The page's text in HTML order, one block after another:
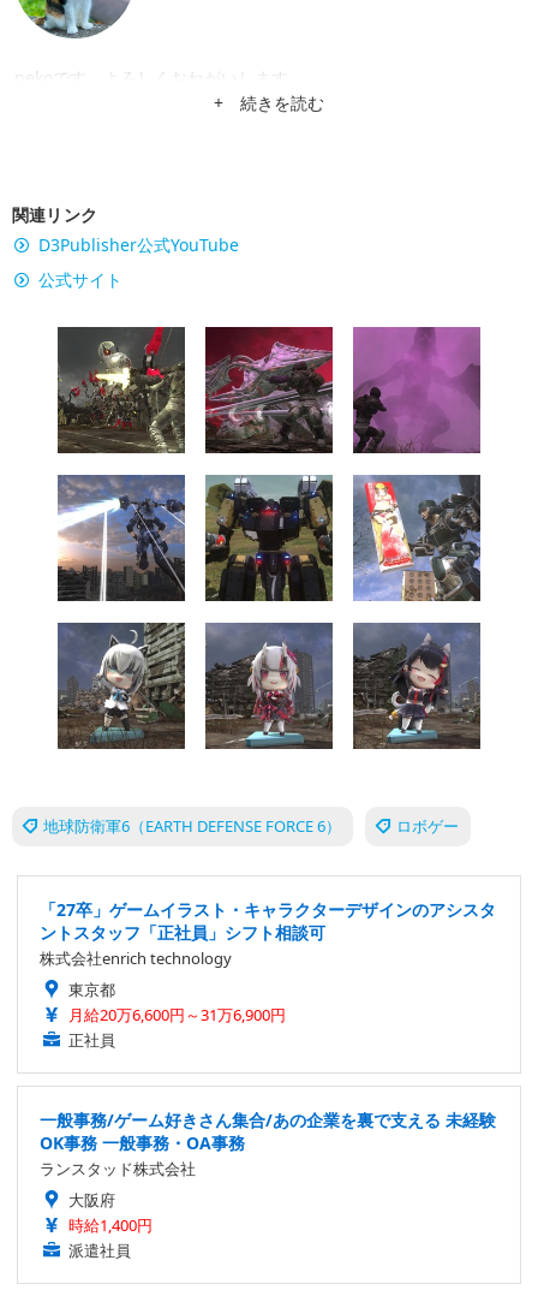
nekoです。よろしくおねがいします。
+ 続きを読む
関連リンク
D3Publisher公式YouTube
公式サイト
地球防衛軍6（EARTH DEFENSE FORCE 6） ロボゲー
「27卒」ゲームイラスト・キャラクターデザインのアシスタ
ントスタッフ「正社員」シフト相談可
株式会社enrich technology
東京都
月給20万6,600円～31万6,900円
正社員
一般事務/ゲーム好きさん集合/あの企業を裏で支える 未経験
OK事務 一般事務・OA事務
ランスタッド株式会社
大阪府
時給1,400円
派遣社員